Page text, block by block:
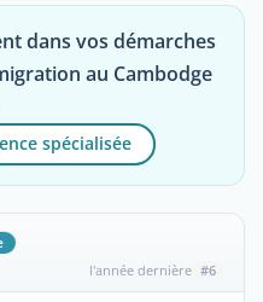
dans vos démarches
au Cambodge
spécialisée
l'année dernière #6